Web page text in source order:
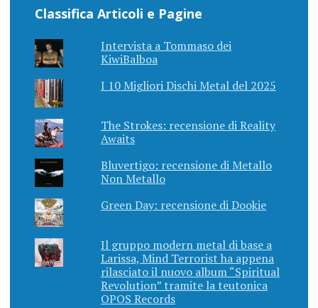
Classifica Articoli e Pagine
Intervista a Tommaso dei
KiwiBalboa
I 10 Migliori Dischi Metal del 2025
The Strokes: recensione di Reality
Awaits
Bluvertigo: recensione di Metallo
Non Metallo
Green Day: recensione di Dookie
Il gruppo modern metal di base a
Larissa, Mind Terrorist ha appena
rilasciato il nuovo album “Spiritual
Revolution” tramite la teutonica
OPOS Records